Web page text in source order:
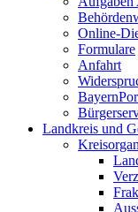
Online-
Formulare
Anfahrt
Landkreis und